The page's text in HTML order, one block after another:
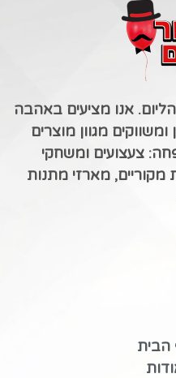
אנו מציעים באהבה
מגוון מוצרים
צעצועים ומשחקי
מקוריים, מארזי מתנות
הבית